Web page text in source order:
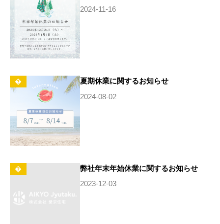
2024-11-16
�
夏期休業に関するお知らせ
2024-08-02
�
弊社年末年始休業に関するお知らせ
2023-12-03